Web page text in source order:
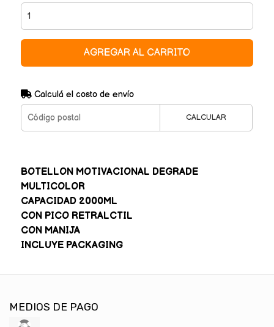
AGREGAR AL CARRITO
Calculá el costo de envío
CALCULAR
BOTELLON MOTIVACIONAL DEGRADE
MULTICOLOR
CAPACIDAD 2000ML
CON PICO RETRALCTIL
CON MANIJA
INCLUYE PACKAGING
MEDIOS DE PAGO